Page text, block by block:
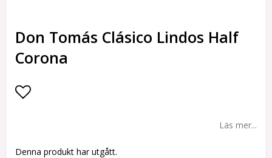
Don Tomás Clásico Lindos Half
Corona
Läs mer...
Denna produkt har utgått.